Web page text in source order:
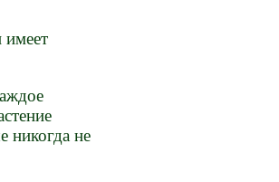
никогда не